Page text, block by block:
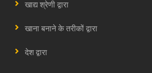
खाद्य श्रेणी द्वारा
खाना बनाने के तरीकों द्वारा
देश द्वारा